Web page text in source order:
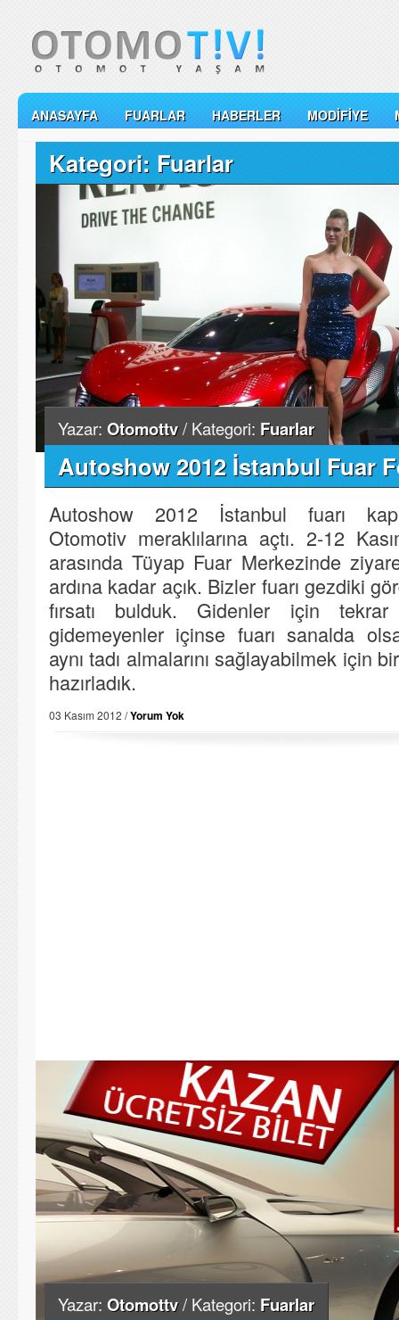
ANASAYFA FUARLAR HABERLER MODIFIYE
Kategori: Fuarlar
Yazar: Otomottv/ Kategori: Fuarlar
Autoshow 2012 İstanbul Fuar
Autoshow 2012 İstanbul fuarı
Otomotiv meraklılarına açtı. 2-12
arasında Tüyap Fuar Merkezinde
ardına kadar açık. Bizler fuarı gezdiki
fırsatı bulduk. Gidenler için tekrar
gidemeyenler içinse fuarı sanalda
aynı tadı almalarını sağlayabilmek için
hazırladık.
03 Kasım 2012 /Yorum Yok
Yazar: Otomottv/ Kategori: Fuarlar